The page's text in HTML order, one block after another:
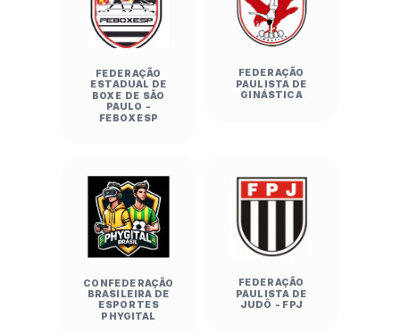
FEDERAÇÃO
ESTADUAL DE
BOXE DE SÃO
PAULO -
FEBOXESP
FEDERAÇÃO
PAULISTA DE
GINÁSTICA
CONFEDERAÇÃO
BRASILEIRA DE
ESPORTES
PHYGITAL
FEDERAÇÃO
PAULISTA DE
JUDÔ - FPJ